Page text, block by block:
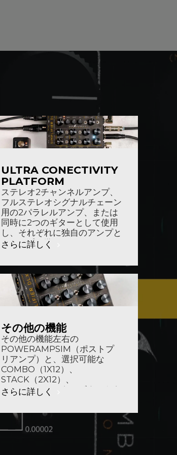
ULTRA CONECTIVITY
PLATFORM
ステレオ2チャンネルアンプ、
フルステレオシグナルチェーン
用の2パラレルアンプ、または
同時に2つのギターとして使用
し、それぞれに独自のアンプと
fxループを備えます。
さらに詳しく
その他の機能
その他の機能左右の
POWERAMPSIM（ポストプ
リアンプ）と、選択可能な
COMBO（1X12）、
STACK（2X12）、
TWIN（2X12）キャビネットを
のAUX入力付きハイグレード
ヘッドフォンアンプ。ヘビーデ
ューティーセルフデザインの陽
極酸化アルミニウムケース低消
さらに詳しく